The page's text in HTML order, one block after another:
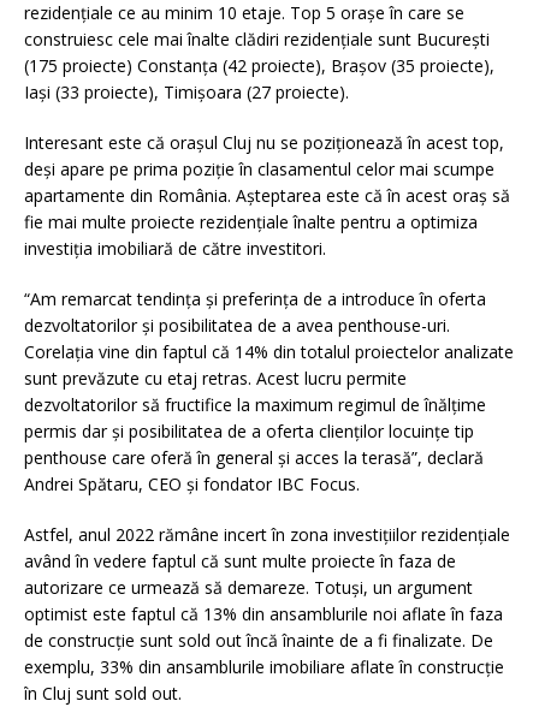
rezidențiale ce au minim 10 etaje. Top 5 orașe în care se
construiesc cele mai înalte clădiri rezidențiale sunt București
(175 proiecte) Constanța (42 proiecte), Brașov (35 proiecte),
Iași (33 proiecte), Timișoara (27 proiecte).
Interesant este că orașul Cluj nu se poziționează în acest top,
deși apare pe prima poziție în clasamentul celor mai scumpe
apartamente din România. Așteptarea este că în acest oraș să
fie mai multe proiecte rezidențiale înalte pentru a optimiza
investiția imobiliară de către investitori.
“Am remarcat tendința și preferința de a introduce în oferta
dezvoltatorilor și posibilitatea de a avea penthouse-uri.
Corelația vine din faptul că 14% din totalul proiectelor analizate
sunt prevăzute cu etaj retras. Acest lucru permite
dezvoltatorilor să fructifice la maximum regimul de înălțime
permis dar și posibilitatea de a oferta clienților locuințe tip
penthouse care oferă în general și acces la terasă”, declară
Andrei Spătaru, CEO și fondator IBC Focus.
Astfel, anul 2022 rămâne incert în zona investițiilor rezidențiale
având în vedere faptul că sunt multe proiecte în faza de
autorizare ce urmează să demareze. Totuși, un argument
optimist este faptul că 13% din ansamblurile noi aflate în faza
de construcție sunt sold out încă înainte de a fi finalizate. De
exemplu, 33% din ansamblurile imobiliare aflate în construcție
în Cluj sunt sold out.